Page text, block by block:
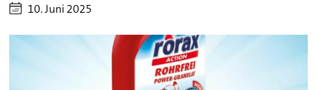
10. Juni 2025